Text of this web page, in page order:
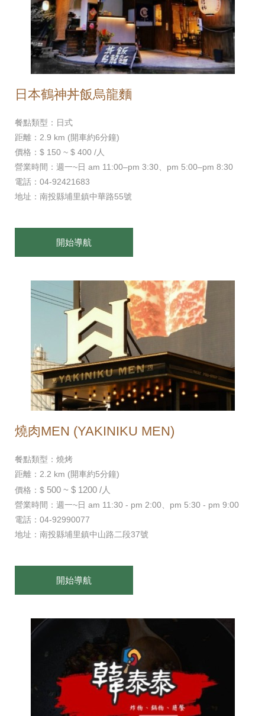
日本鶴神丼飯烏龍麵
餐點類型：日式
距離：2.9 km (開車約6分鐘)
價格：$ 150 ~ $ 400 /人
營業時間：週一~日 am 11:00–pm 3:30、pm 5:00–pm 8:30
電話：04-92421683
地址：南投縣埔里鎮中華路55號
開始導航
燒肉MEN (YAKINIKU MEN)
餐點類型：燒烤
距離：2.2 km (開車約5分鐘)
價格：$ 500 ~ $ 1200 /人
營業時間：週一~日 am 11:30 - pm 2:00、pm 5:30 - pm 9:00
電話：04-92990077
地址：南投縣埔里鎮中山路二段37號
開始導航